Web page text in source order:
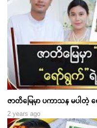
ဇာတိမြေမှာ ပကာသန မပါတဲ့
2 years ago